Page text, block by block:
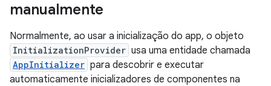
manualmente
Normalmente, ao usar a inicialização do app, o objeto
InitializationProvider usa uma entidade chamada
AppInitializer para descobrir e executar
automaticamente inicializadores de componentes na